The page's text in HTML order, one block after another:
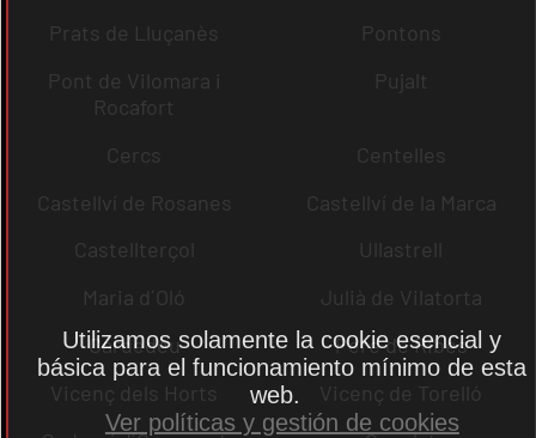
Prats de Lluçanès
Pontons
Pont de Vilomara i
Rocafort
Pujalt
Cercs
Centelles
Castellví de Rosanes
Castellví de la Marca
Castellterçol
Ullastrell
Maria d´Oló
Julià de Vilatorta
Cardedeu
Pere de Ribes
Vicenç dels Horts
Vicenç de Torelló
Utilizamos solamente la cookie esencial y
básica para el funcionamiento mínimo de esta
web.
Ver políticas y gestión de cookies